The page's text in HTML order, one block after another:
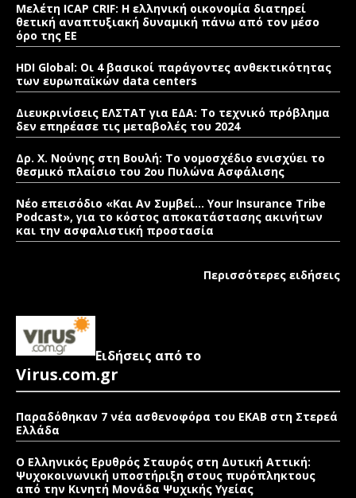
Μελέτη ICAP CRIF: Η ελληνική οικονομία διατηρεί
θετική αναπτυξιακή δυναμική πάνω από τον μέσο
όρο της ΕΕ
HDI Global: Οι 4 βασικοί παράγοντες ανθεκτικότητας
των ευρωπαϊκών data centers
Διευκρινίσεις ΕΛΣΤΑΤ για ΕΔΑ: Το τεχνικό πρόβλημα
δεν επηρέασε τις μεταβολές του 2024
Δρ. Χ. Νούνης στη Βουλή: Το νομοσχέδιο ενισχύει το
θεσμικό πλαίσιο του 2ου Πυλώνα Ασφάλισης
Νέο επεισόδιο «Και Αν Συμβεί… Your Insurance Tribe
Podcast», για το κόστος αποκατάστασης ακινήτων
και την ασφαλιστική προστασία
Περισσότερες ειδήσεις
Ειδήσεις από το
Virus.com.gr
Παραδόθηκαν 7 νέα ασθενοφόρα του ΕΚΑΒ στη Στερεά
Ελλάδα
Ο Ελληνικός Ερυθρός Σταυρός στη Δυτική Αττική:
Ψυχοκοινωνική υποστήριξη στους πυρόπληκτους
από την Κινητή Μονάδα Ψυχικής Υγείας